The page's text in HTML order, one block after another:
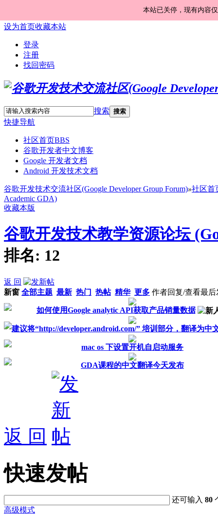
本站已关停，现有内容
设为首页收藏本站
登录
注册
找回密码
搜索 搜索
快捷导航
社区首页BBS
谷歌开发者中文博客
Google 开发者文档
Android 开发技术文档
谷歌开发技术交流社区(Google Developer Group Forum)»社区首
Academic GDA)
收藏本版
谷歌开发技术教学资源论坛
排名: 12
返 回
新窗 全部主题 最新 热门 热帖 精华 更多 作者回复/查看最后
如何使用Google analytic API获取产品销量数据
建议将“http://developer.android.com/” 培训部分，翻译为中
mac os 下设置开机自启动服务
GDA课程的中文翻译今天发布
返 回
快速发帖
还可输入80
高级模式